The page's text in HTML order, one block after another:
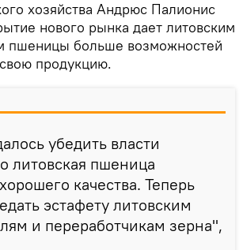
хозяйства Андрюс Палионис
нового рынка дает литовским
пшеницы больше возможностей
продукцию.
убедить власти
литовская пшеница
качества. Теперь
эстафету литовским
и переработчикам зерна",